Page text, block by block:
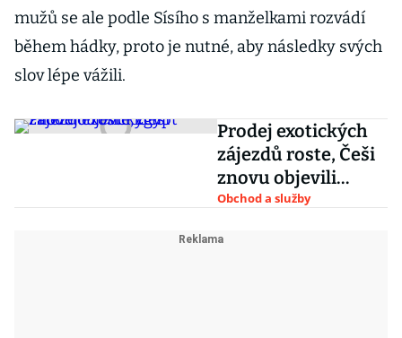
mužů se ale podle Sísího s manželkami rozvádí
během hádky, proto je nutné, aby následky svých
slov lépe vážili.
Prodej exotických
zájezdů roste, Češi
znovu objevili
Egypt
Obchod a služby